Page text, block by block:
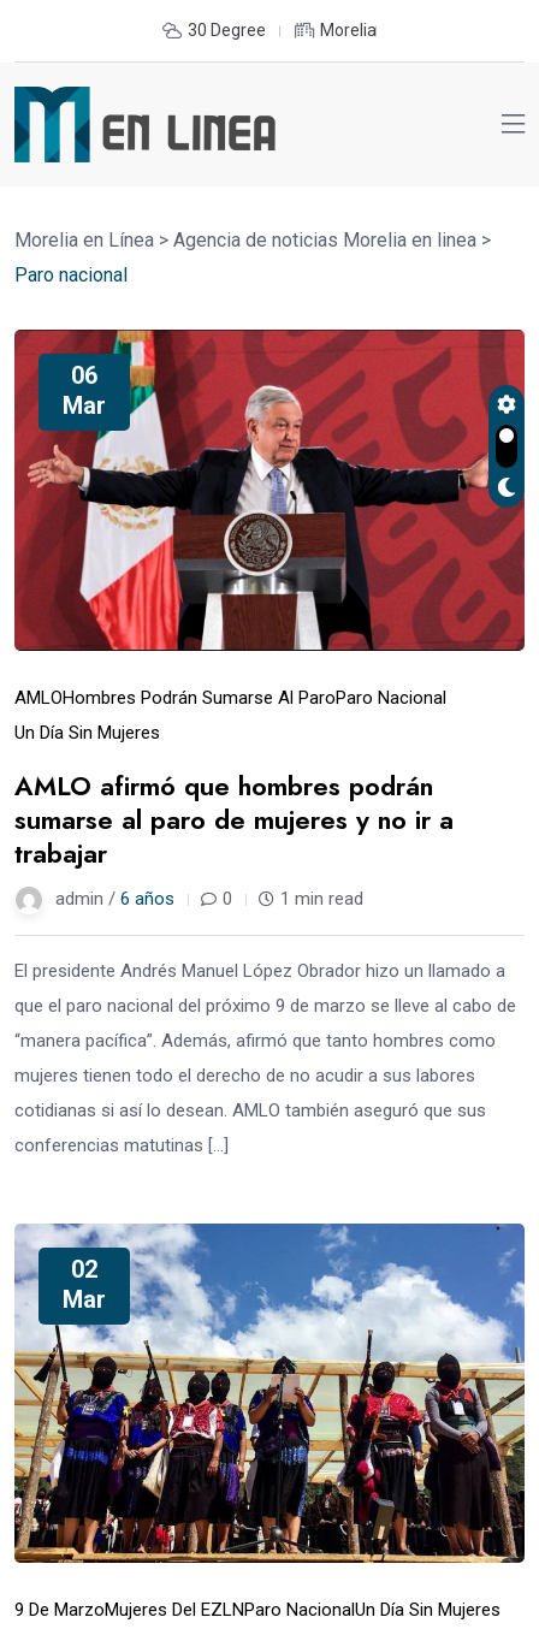
30 Degree Morelia
Morelia en Línea > Agencia de noticias Morelia en linea >
Paro nacional
06
Mar
AMLOHombres Podrán Sumarse Al ParoParo Nacional
Un Día Sin Mujeres
AMLO afirmó que hombres podrán
sumarse al paro de mujeres y no ir a
trabajar
admin / 6 años 0 1 min read
El presidente Andrés Manuel López Obrador hizo un llamado a
que el paro nacional del próximo 9 de marzo se lleve al cabo de
“manera pacífica”. Además, afirmó que tanto hombres como
mujeres tienen todo el derecho de no acudir a sus labores
cotidianas si así lo desean. AMLO también aseguró que sus
conferencias matutinas […]
02
Mar
9 De MarzoMujeres Del EZLNParo NacionalUn Día Sin Mujeres